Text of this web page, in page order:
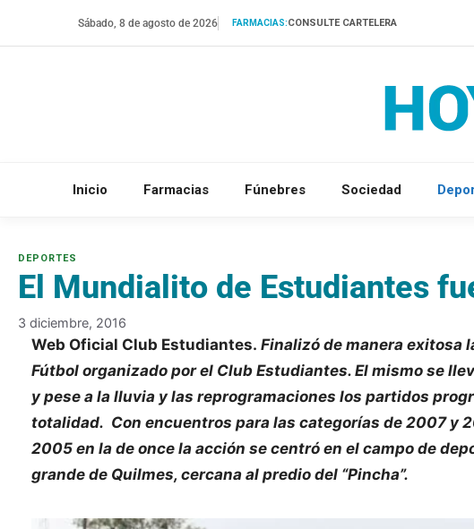
Sábado, 8 de agosto de 2026 FARMACIAS:CONSULTE CARTELERA
Inicio Farmacias Fúnebres Sociedad
El Mundialito de Estudiantes
3 diciembre, 2016
Web Oficial Club Estudiantes. Finalizó de manera exitosa
Fútbol organizado por el Club Estudiantes. El mismo se
y pese a la lluvia y las reprogramaciones los partidos
totalidad. Con encuentros para las categorías de 2007 y
2005 en la de once la acción se centró en el campo de
grande de Quilmes, cercana al predio del “Pincha”.